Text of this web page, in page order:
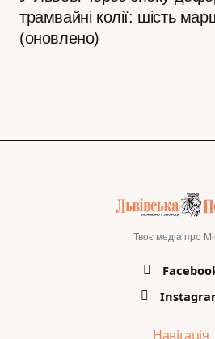
трамвайні колії: шість
(оновлено)
Твоє медіа про
Навігація